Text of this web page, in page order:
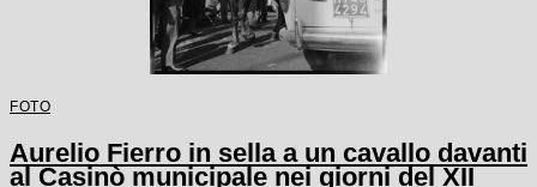
FOTO
Aurelio Fierro in sella a un cavallo davanti
al Casinò municipale nei giorni del XII